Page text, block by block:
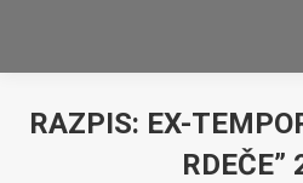
RAZPIS: EX-
RDEČE”